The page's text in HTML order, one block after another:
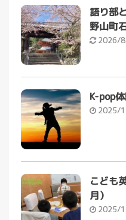
語り部
野山町
2026/
K-pop
2025/
こども
月）
2025/